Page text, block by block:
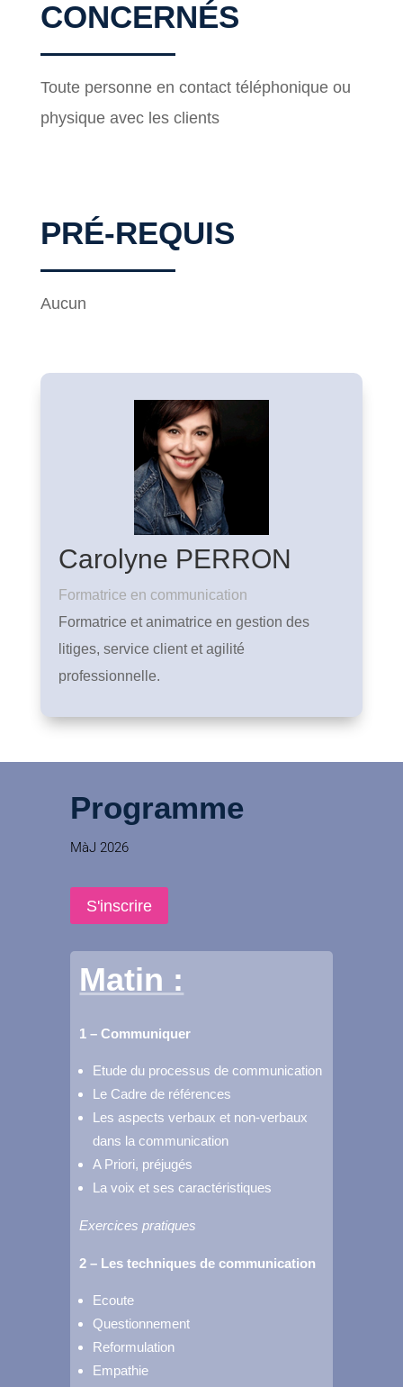
CONCERNÉS
Toute personne en contact téléphonique ou
physique avec les clients
PRÉ-REQUIS
Aucun
Carolyne PERRON
Formatrice en communication
Formatrice et animatrice en gestion des
litiges, service client et agilité
professionnelle.
Programme
MàJ 2026
S'inscrire
Matin :
1 – Communiquer
Etude du processus de communication
Le Cadre de références
Les aspects verbaux et non-verbaux
dans la communication
A Priori, préjugés
La voix et ses caractéristiques
Exercices pratiques
2 – Les techniques de communication
Ecoute
Questionnement
Reformulation
Empathie